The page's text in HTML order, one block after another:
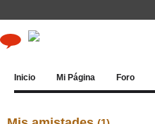
Inicio Mi Página Foro